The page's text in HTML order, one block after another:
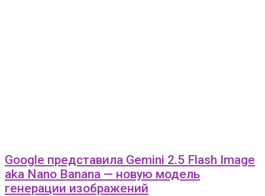
Google представила Gemini 2.5 Flash Image
aka Nano Banana — новую модель
генерации изображений